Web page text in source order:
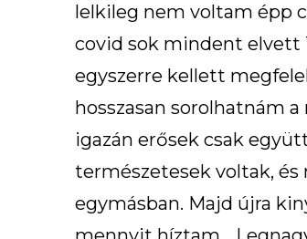
lelkileg nem voltam épp
covid sok mindent elvett
egyszerre kellett
hosszasan sorolhatnám
igazán erősek csak
természetesek voltak,
egymásban. Majd újra